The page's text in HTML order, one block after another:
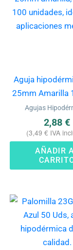
Aguja
25mm Amarilla
Agujas
2,88 €
(3,49 € IVA
AÑADIR